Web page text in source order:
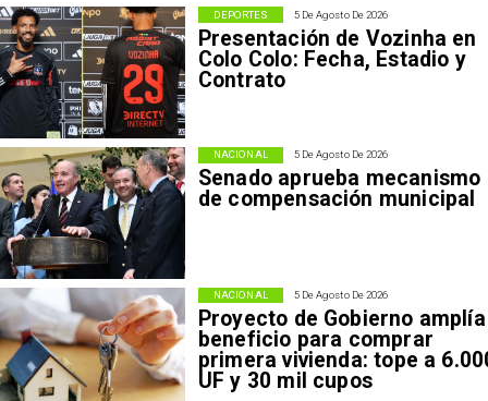
5 De Agosto De 2026
Presentación de Vozinha en
Colo Colo: Fecha, Estadio y
Contrato
DEPORTES
5 De Agosto De 2026
Senado aprueba mecanismo
de compensación municipal
NACIONAL
5 De Agosto De 2026
Proyecto de Gobierno amplía
beneficio para comprar
primera vivienda: tope a
UF y 30 mil cupos
NACIONAL